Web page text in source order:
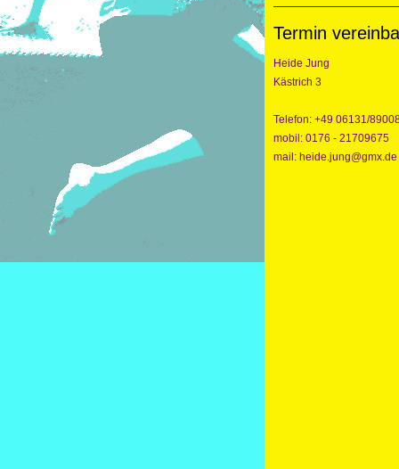
Termin
Heide Jung
Kästrich 3
Telefon: +49 06131/
mobil: 0176 - 21709675
mail: heide.jung@gmx.de